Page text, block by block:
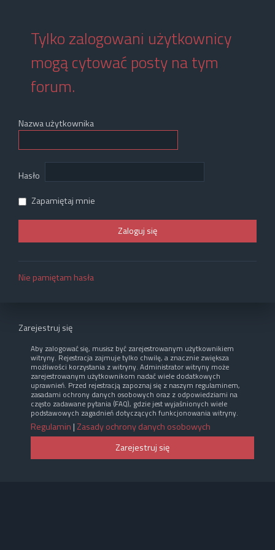
Tylko zalogowani użytkownicy
mogą cytować posty na tym
forum.
Nazwa użytkownika
Hasło
Zapamiętaj mnie
Nie pamiętam hasła
Zarejestruj się
Aby zalogować się, musisz być zarejestrowanym użytkownikiem
witryny. Rejestracja zajmuje tylko chwilę, a znacznie zwiększa
możliwości korzystania z witryny. Administrator witryny może
zarejestrowanym użytkownikom nadać wiele dodatkowych
uprawnień. Przed rejestracją zapoznaj się z naszym regulaminem,
zasadami ochrony danych osobowych oraz z odpowiedziami na
często zadawane pytania (FAQ), gdzie jest wyjaśnionych wiele
podstawowych zagadnień dotyczących funkcjonowania witryny.
Regulamin | Zasady ochrony danych osobowych
Zarejestruj się